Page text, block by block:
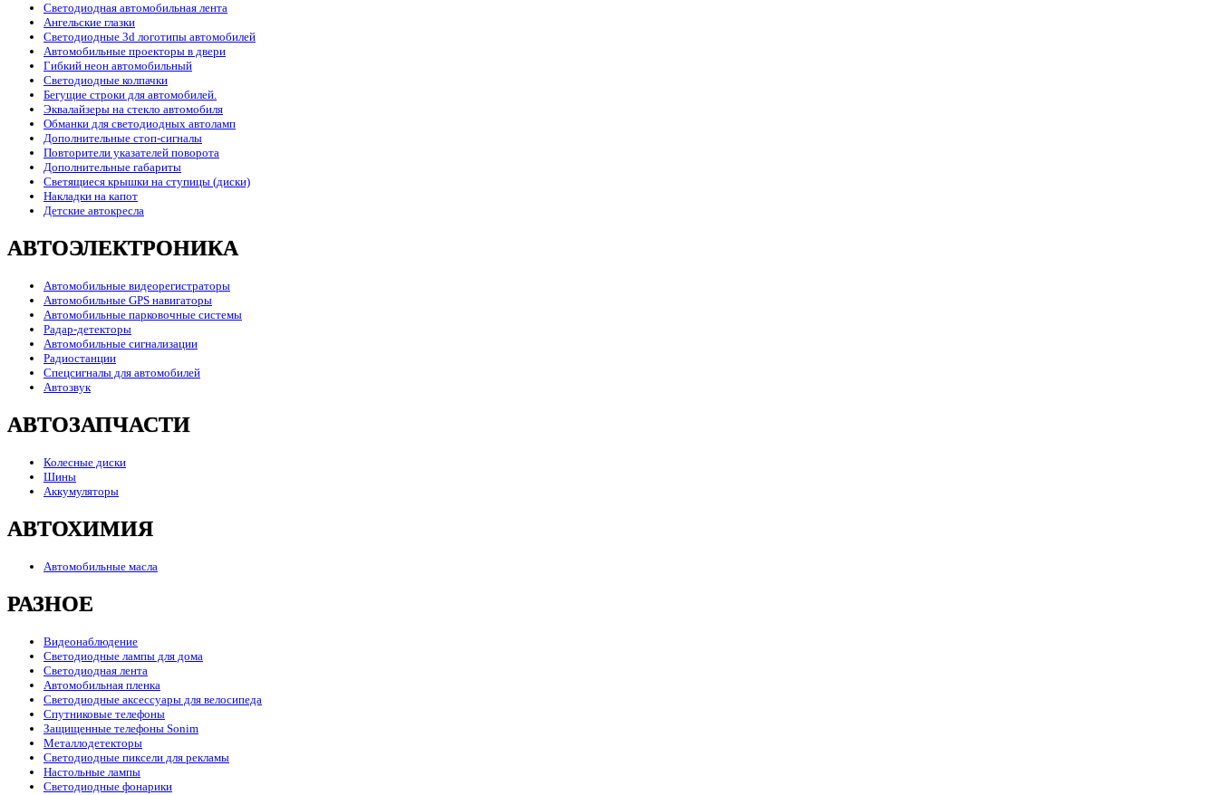
Светодиодная автомобильная лента
Ангельские глазки
Светодиодные 3d логотипы автомобилей
Автомобильные проекторы в двери
Гибкий неон автомобильный
Светодиодные колпачки
Бегущие строки для автомобилей.
Эквалайзеры на стекло автомобиля
Обманки для светодиодных автоламп
Дополнительные стоп-сигналы
Повторители указателей поворота
Дополнительные габариты
Светящиеся крышки на ступицы (диски)
Накладки на капот
Детские автокресла
АВТОЭЛЕКТРОНИКА
Автомобильные видеорегистраторы
Автомобильные GPS навигаторы
Автомобильные парковочные системы
Радар-детекторы
Автомобильные сигнализации
Радиостанции
Спецсигналы для автомобилей
Автозвук
АВТОЗАПЧАСТИ
Колесные диски
Шины
Аккумуляторы
АВТОХИМИЯ
Автомобильные масла
РАЗНОЕ
Видеонаблюдение
Светодиодные лампы для дома
Светодиодная лента
Автомобильная пленка
Светодиодные аксессуары для велосипеда
Спутниковые телефоны
Защищенные телефоны Sonim
Металлодетекторы
Светодиодные пиксели для рекламы
Настольные лампы
Светодиодные фонарики